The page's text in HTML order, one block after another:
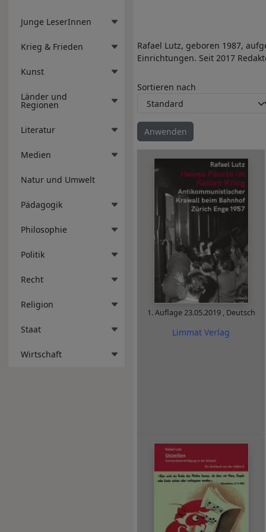
Junge LeserInnen
Krieg & Frieden
Kunst
Länder und
Regionen
Literatur
Medien
Natur und Umwelt
Pädagogik
Philosophie
Politik
Recht
Religion
Staat
Wirtschaft
Rafael Lutz, geboren 1987,
Einrichtungen. Seit 2017
Sortieren nach
1. Auflage23.05.2019 , Deutsch
Limmat Verlag